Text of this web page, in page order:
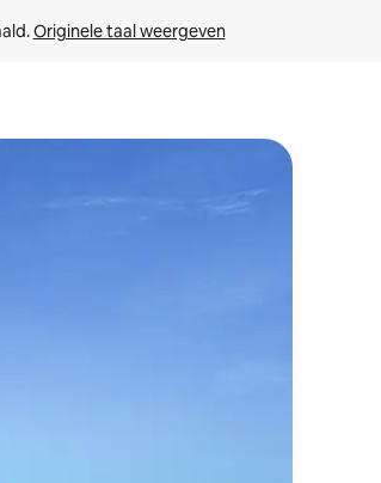
Originele taal weergeven
omlaag, óf door te tikken of swipen.